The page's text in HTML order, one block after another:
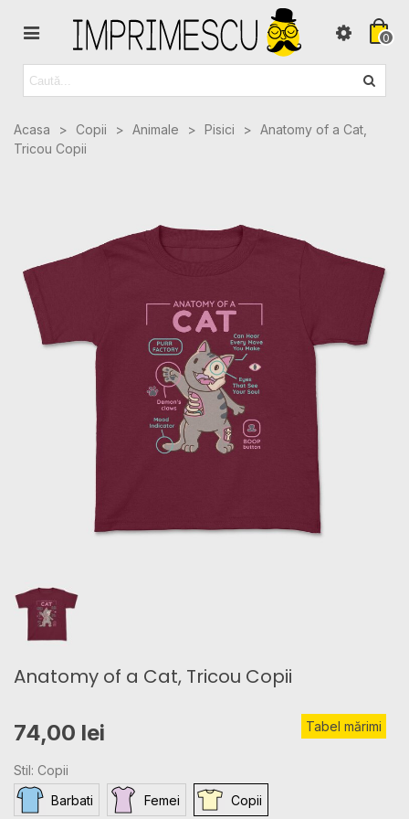
0
Acasa > Copii > Animale > Pisici > Anatomy of a Cat,
Tricou Copii
Anatomy of a Cat, Tricou Copii
74,00 lei Tabel mărimi
Stil: Copii
Barbati
Femei Copii